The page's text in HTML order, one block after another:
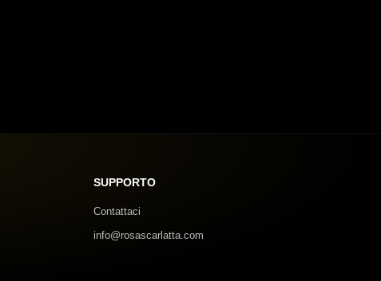
SUPPORTO
Contattaci
info@rosascarlatta.com